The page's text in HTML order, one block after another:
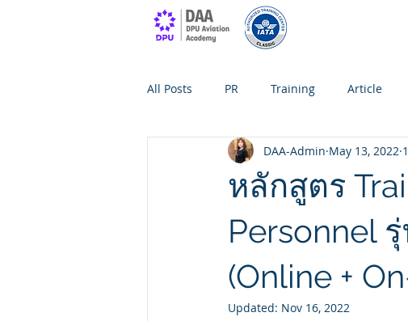
All Posts PR Training Article
หลักสูตร
Personnel
(Online +
DAA-Admin May 13, 2022
Updated: Nov 16, 2022